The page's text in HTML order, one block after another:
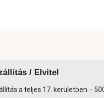
/ Elvitel
a teljes 17. kerületben. -